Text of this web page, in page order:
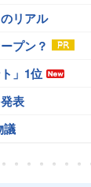
リアル
プン？
」1位
表
議